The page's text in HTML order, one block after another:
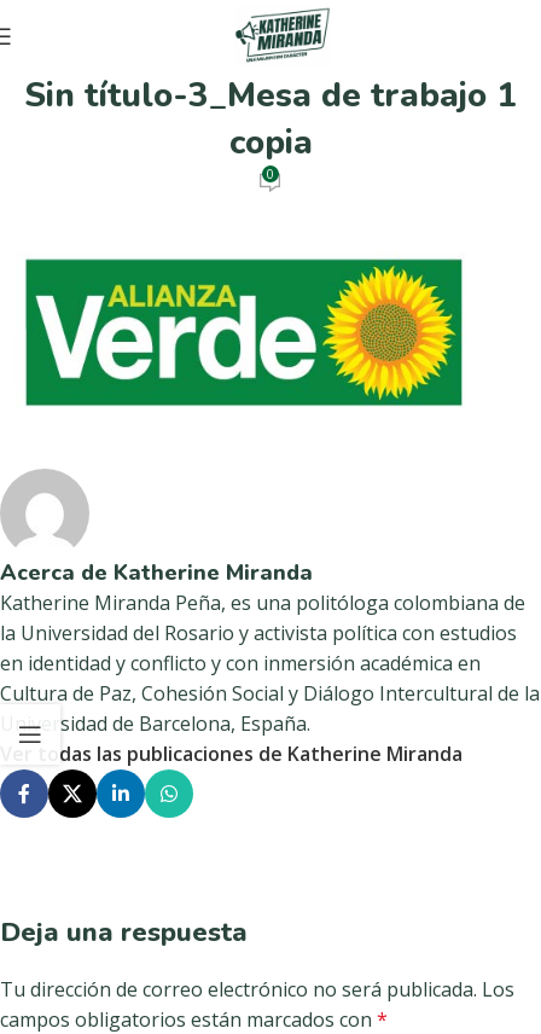
Sin título-3_Mesa de trabajo 1
copia
0
Acerca de Katherine Miranda
Katherine Miranda Peña, es una politóloga colombiana de
la Universidad del Rosario y activista política con estudios
en identidad y conflicto y con inmersión académica en
Cultura de Paz, Cohesión Social y Diálogo Intercultural de la
Universidad de Barcelona, España.
Ver todas las publicaciones de Katherine Miranda
Deja una respuesta
Tu dirección de correo electrónico no será publicada. Los
campos obligatorios están marcados con *